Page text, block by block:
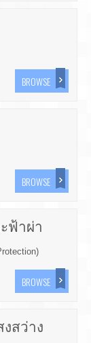
BROWSE
BROWSE
ฟ้าผ่า
BROWSE
สว่าง